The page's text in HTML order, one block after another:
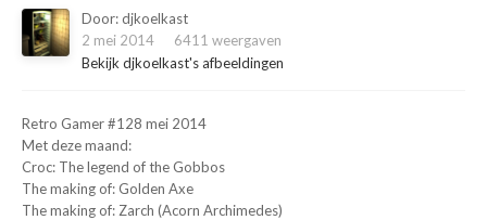
Door:djkoelkast
2 mei 2014
6411 weergaven
Bekijk djkoelkast's afbeeldingen
Retro Gamer #128 mei 2014
Met deze maand:
Croc: The legend of the Gobbos
The making of: Golden Axe
The making of: Zarch (Acorn Archimedes)